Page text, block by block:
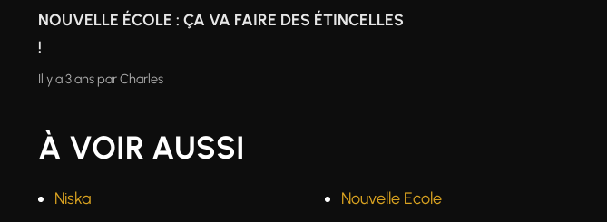
NOUVELLE ÉCOLE : ÇA VA FAIRE DES ÉTINCELLES
!
Il y a 3 ans parCharles
À VOIR AUSSI
Niska Nouvelle Ecole